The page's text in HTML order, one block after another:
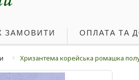
ЗАМОВИТИ ОПЛАТА ТА
Хризантема корейська ромашка